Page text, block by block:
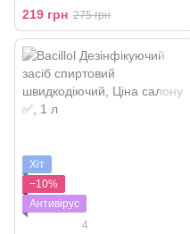
219 грн 275 грн
Хіт
−10%
Антивірус
4